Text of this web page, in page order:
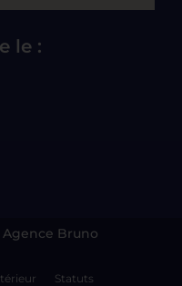
le :
Agence Bruno
Statuts